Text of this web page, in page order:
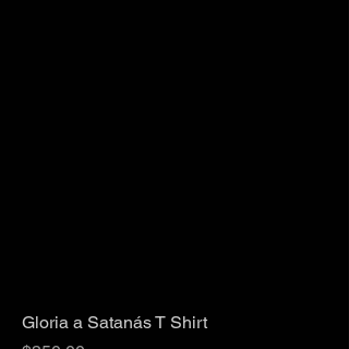
Gloria a Satanás T Shirt